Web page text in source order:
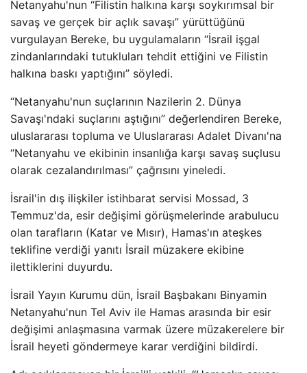
Netanyahu'nun “Filistin halkına karşı soykırımsal bir
savaş ve gerçek bir açlık savaşı” yürüttüğünü
vurgulayan Bereke, bu uygulamaların “İsrail işgal
zindanlarındaki tutukluları tehdit ettiğini ve Filistin
halkına baskı yaptığını” söyledi.
“Netanyahu'nun suçlarının Nazilerin 2. Dünya
Savaşı'ndaki suçlarını aştığını” değerlendiren Bereke,
uluslararası topluma ve Uluslararası Adalet Divanı'na
“Netanyahu ve ekibinin insanlığa karşı savaş suçlusu
olarak cezalandırılması” çağrısını yineledi.
İsrail'in dış ilişkiler istihbarat servisi Mossad, 3
Temmuz'da, esir değişimi görüşmelerinde arabulucu
olan tarafların (Katar ve Mısır), Hamas'ın ateşkes
teklifine verdiği yanıtı İsrail müzakere ekibine
ilettiklerini duyurdu.
İsrail Yayın Kurumu dün, İsrail Başbakanı Binyamin
Netanyahu'nun Tel Aviv ile Hamas arasında bir esir
değişimi anlaşmasına varmak üzere müzakerelere bir
İsrail heyeti göndermeye karar verdiğini bildirdi.